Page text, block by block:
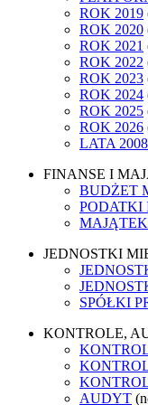
ROK 2019
ROK 2020
ROK 2021
ROK 2022
ROK 2023
ROK 2024
ROK 2025
ROK 2026
LATA
FINANSE I
BUDŻET
PODATKI
JEDNOSTKI
SPÓŁKI
KONTROLE,
AUDYT